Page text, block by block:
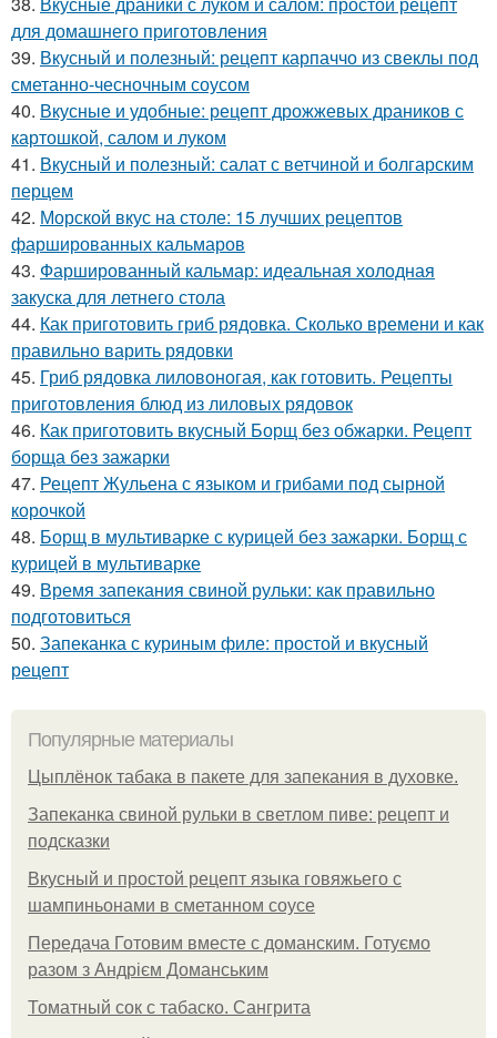
для домашнего приготовления
39. Вкусный и полезный: рецепт карпаччо из свеклы под
сметанно-чесночным соусом
40. Вкусные и удобные: рецепт дрожжевых драников с
картошкой, салом и луком
41. Вкусный и полезный: салат с ветчиной и болгарским
перцем
42. Морской вкус на столе: 15 лучших рецептов
фаршированных кальмаров
43. Фаршированный кальмар: идеальная холодная
закуска для летнего стола
44. Как приготовить гриб рядовка. Сколько времени и как
правильно варить рядовки
45. Гриб рядовка лиловоногая, как готовить. Рецепты
приготовления блюд из лиловых рядовок
46. Как приготовить вкусный Борщ без обжарки. Рецепт
борща без зажарки
47. Рецепт Жульена с языком и грибами под сырной
корочкой
48. Борщ в мультиварке с курицей без зажарки. Борщ с
курицей в мультиварке
49. Время запекания свиной рульки: как правильно
подготовиться
50. Запеканка с куриным филе: простой и вкусный
рецепт
Популярные материалы
Цыплёнок табака в пакете для запекания в духовке.
Запеканка свиной рульки в светлом пиве: рецепт и
подсказки
Вкусный и простой рецепт языка говяжьего с
шампиньонами в сметанном соусе
Передача Готовим вместе с доманским. Готуємо
разом з Андрієм Доманським
Томатный сок с табаско. Сангрита